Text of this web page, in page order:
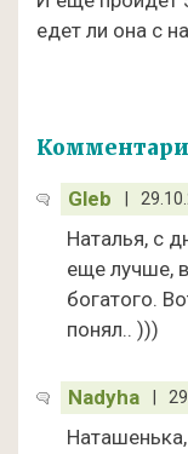
едет ли она с
Gleb
Наталья, с
еще лучше,
богатого.
понял.. )))
Nadyha